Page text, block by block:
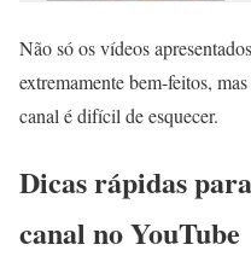
Não só os vídeos
extremamente bem-feitos,
canal é difícil de esquecer.
Dicas rápidas
canal no YouTube